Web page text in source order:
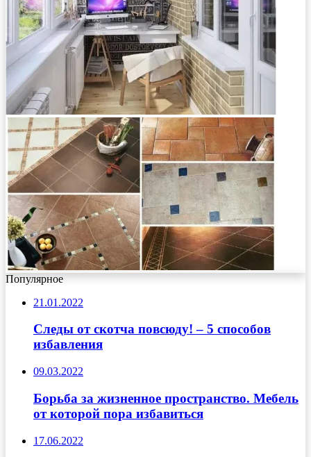
Популярное
21.01.2022
Следы от скотча повсюду! – 5 способов
избавления
09.03.2022
Борьба за жизненное пространство. Мебель
от которой пора избавиться
17.06.2022